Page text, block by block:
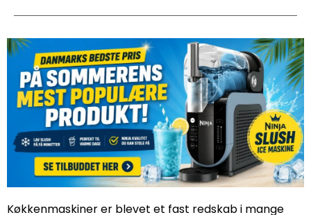
Køkkenmaskiner er blevet et fast redskab i mange